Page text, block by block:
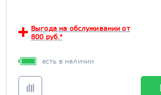
Выгода на обслуживании от
800 руб.*
есть в наличии